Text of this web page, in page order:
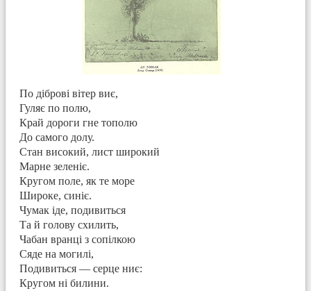
По діброві вітер виє,
Гуляє по полю,
Край дороги гне тополю
До самого долу.
Стан високий, лист широкий
Марне зеленіє.
Кругом поле, як те море
Широке, синіє.
Чумак іде, подивиться
Та й голову схилить,
Чабан вранці з сопілкою
Сяде на могилі,
Подивиться — серце ниє:
Кругом ні билини.